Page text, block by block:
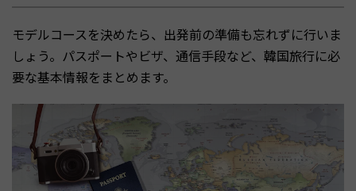
モデルコースを決めたら、出発前の準備も忘れずに行いま
しょう。パスポートやビザ、通信手段など、韓国旅行に必
要な基本情報をまとめます。